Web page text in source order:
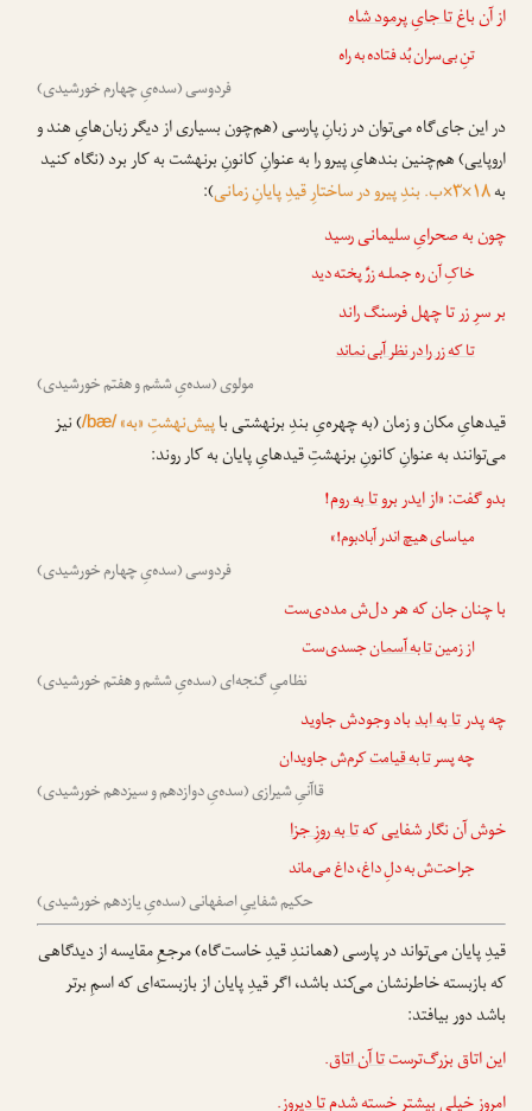
از آن باغتا جایِ پرمود شاه
تنِ بی‌سران بُد فتاده به راه
فردوسی (سده‌یِ چهارم خورشیدی)
در این جای‌گاه می‌توان در زبانِ پارسی (هم‌چون بسیاری از دیگر زبان‌هایِ هند و
اروپایی) هم‌چنین بندهایِ پیرو را به عنوانِ کانونِ برنهشت به کار برد (نگاه کنید
به۱۸×۳×ب. بندِ پیرو در ساختارِ قیدِ پایانِ زمانی
):
چون به صحرایِ سلیمانی رسید
خاکِ آن ره جملـه زرِّ پخته دید
بر سرِ زر تا چهل فرسنگ راند
تا که زر را در نظر آبی نماند
مولوی (سده‌یِ ششم و هفتم خورشیدی)
قیدهایِ مکان و زمان (به چهره‌یِ بندِ برنهشتی باپیش‌نهشتِ «به»/bæ/) نیز
می‌توانند به عنوانِ کانونِ برنهشتِ قیدهایِ پایان به کار روند:
بدو گفت: «از ایدر بروتا به روم!
میاسای هیچ اندر آبادبوم!»
فردوسی (سده‌یِ چهارم خورشیدی)
با چنان جان که هر دل‌ش مددی‌ست
از زمینتا به آسمانجسدی‌ست
نظامیِ گنجه‌ای (سده‌یِ ششم و هفتم خورشیدی)
چه پدرتا به ابدباد وجودش جاوید
چه پسرتا به قیامتکرم‌ش جاویدان
قاآنیِ شیرازی (سده‌یِ دوازدهم و سیزدهم خورشیدی)
خوش آن نگار شفایی کهتا به روزِ جزا
جراحت‌ش به دلِ داغ، داغ می‌ماند
حکیم شفاییِ اصفهانی (سده‌یِ یازدهم خورشیدی)
قیدِ پایان می‌تواند در پارسی (همانندِ قیدِ خاست‌گاه) مرجعِ مقایسه از دیدگاهی
که بازبسته خاطرنشان می‌کند باشد، اگر قیدِ پایان از بازبسته‌ای که اسمِ برتر
باشد دور بیافتد:
این اتاق بزرگ‌ترستتا آن اتاق.